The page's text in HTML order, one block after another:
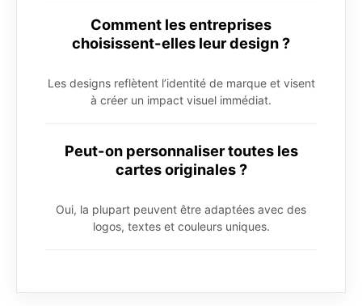
Comment les entreprises
choisissent-elles leur design ?
Les designs reflètent l’identité de marque et visent
à créer un impact visuel immédiat.
Peut-on personnaliser toutes les
cartes originales ?
Oui, la plupart peuvent être adaptées avec des
logos, textes et couleurs uniques.